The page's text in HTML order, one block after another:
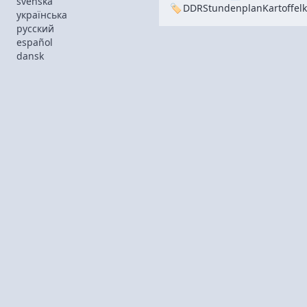
українська
русский
español
dansk
DDRStundenplan